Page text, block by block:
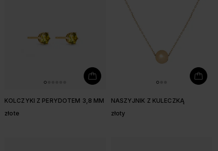
KOLCZYKI Z PERYDOTEM 3,8 MM
złote
NASZYJNIK Z KULECZKĄ
złoty